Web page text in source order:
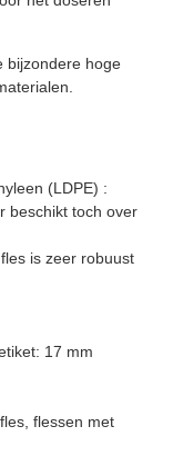
bijzondere hoge
(LDPE) :
beschikt toch over
is zeer robuust
17 mm
flessen met